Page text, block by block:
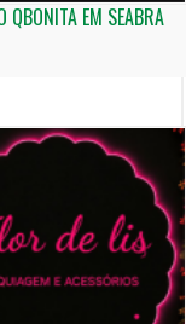
QBONITA EM SEABRA